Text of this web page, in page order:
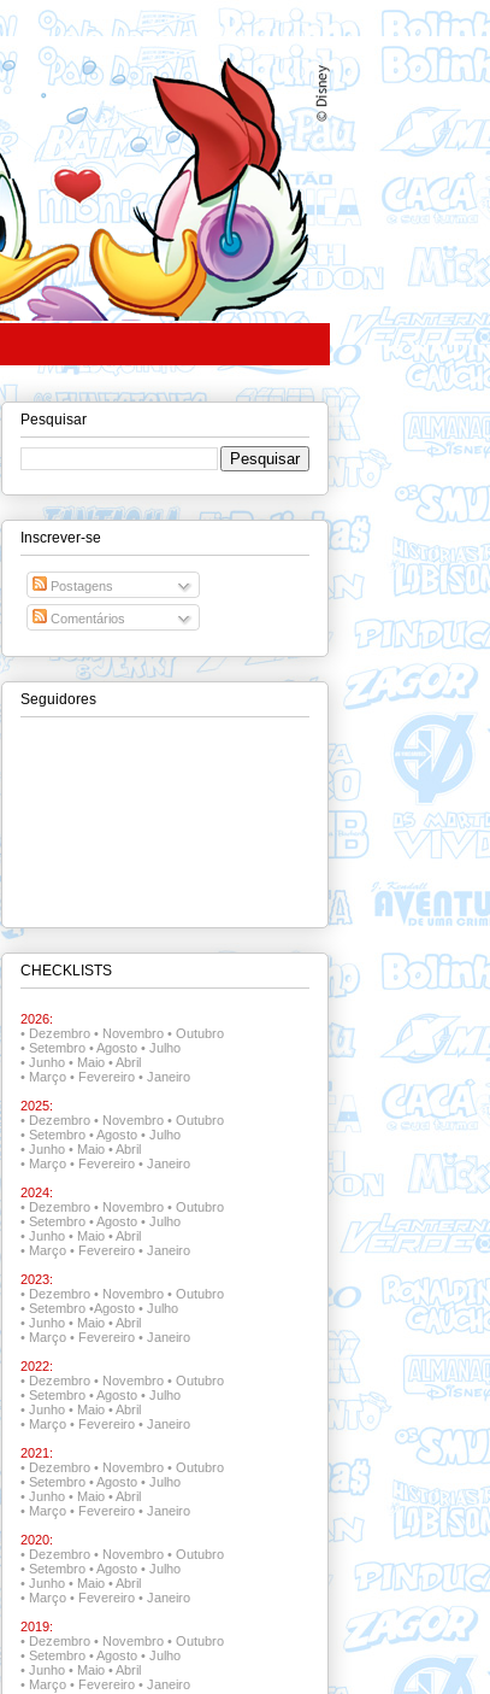
Pesquisar
Inscrever-se
Postagens
Comentários
Seguidores
CHECKLISTS
2026:
• Dezembro• Novembro• Outubro
• Setembro•Agosto• Julho
• Junho• Maio•Abril
• Março• Fevereiro• Janeiro
2025:
• Dezembro• Novembro• Outubro
• Setembro•Agosto• Julho
• Junho• Maio•Abril
• Março• Fevereiro• Janeiro
2024:
• Dezembro• Novembro• Outubro
• Setembro•Agosto• Julho
• Junho• Maio•Abril
• Março• Fevereiro• Janeiro
2023:
• Dezembro• Novembro• Outubro
• Setembro•Agosto• Julho
• Junho• Maio•Abril
• Março• Fevereiro• Janeiro
2022:
• Dezembro • Novembro• Outubro
• Setembro •Agosto• Julho
• Junho• Maio•Abril
• Março• Fevereiro• Janeiro
2021:
• Dezembro • Novembro • Outubro
• Setembro•Agosto• Julho
• Junho• Maio•Abril
• Março• Fevereiro• Janeiro
2020:
• Dezembro• Novembro• Outubro
• Setembro•Agosto• Julho
• Junho• Maio•Abril
• Março• Fevereiro• Janeiro
2019:
• Dezembro• Novembro• Outubro
• Setembro•Agosto• Julho
• Junho• Maio•Abril
• Março• Fevereiro• Janeiro